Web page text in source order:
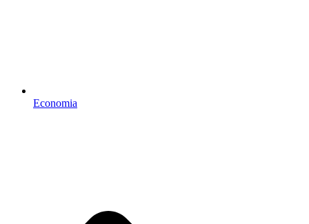
Economia